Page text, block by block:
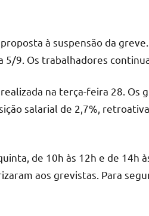
à suspensão da
9. Os trabalhadores
na terça-feira 28. Os
salarial de 2,7%,
de 10h às 12h e de 14h
aos grevistas. Para